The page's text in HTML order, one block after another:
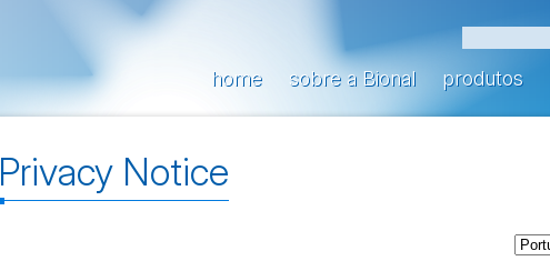
home sobre a Bional produtos
Privacy Notice